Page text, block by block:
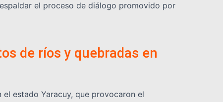
el proceso de diálogo promovido por
de ríos y quebradas en
estado Yaracuy, que provocaron el